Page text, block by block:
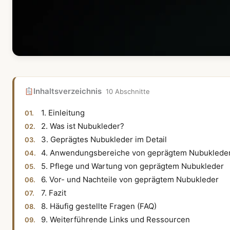
Inhaltsverzeichnis 10 Abschnitte
1. Einleitung
2. Was ist Nubukleder?
3. Geprägtes Nubukleder im Detail
4. Anwendungsbereiche von geprägtem
5. Pflege und Wartung von geprägtem Nubukleder
6. Vor- und Nachteile von geprägtem Nubukleder
7. Fazit
8. Häufig gestellte Fragen (FAQ)
9. Weiterführende Links und Ressourcen